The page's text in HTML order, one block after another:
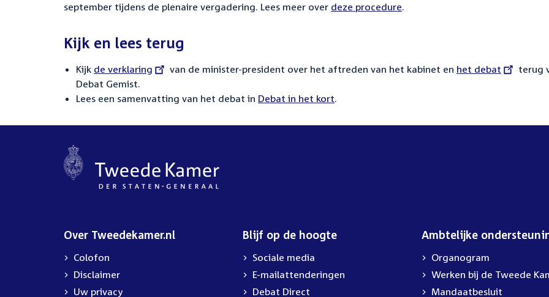
september tijdens de plenaire vergadering. Lees meer over deze procedure.
Kijk en lees terug
Kijk External
link:
de verklaring van de minister-president over het aftreden van het kabinet en External
het debat
terug
Debat Gemist.
Lees een samenvatting van het debat in Debat in het kort.
Over Tweedekamer.nl
Colofon
Disclaimer
Uw privacy
Blijf op de hoogte
Sociale media
E-mailattenderingen
Debat Direct
Ambtelijke
Organogram
External
link:
Werken bij de Tweede
Mandaatbesluit